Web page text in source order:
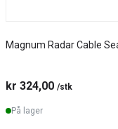
Magnum Radar Cable
kr 324,00 /stk
På lager